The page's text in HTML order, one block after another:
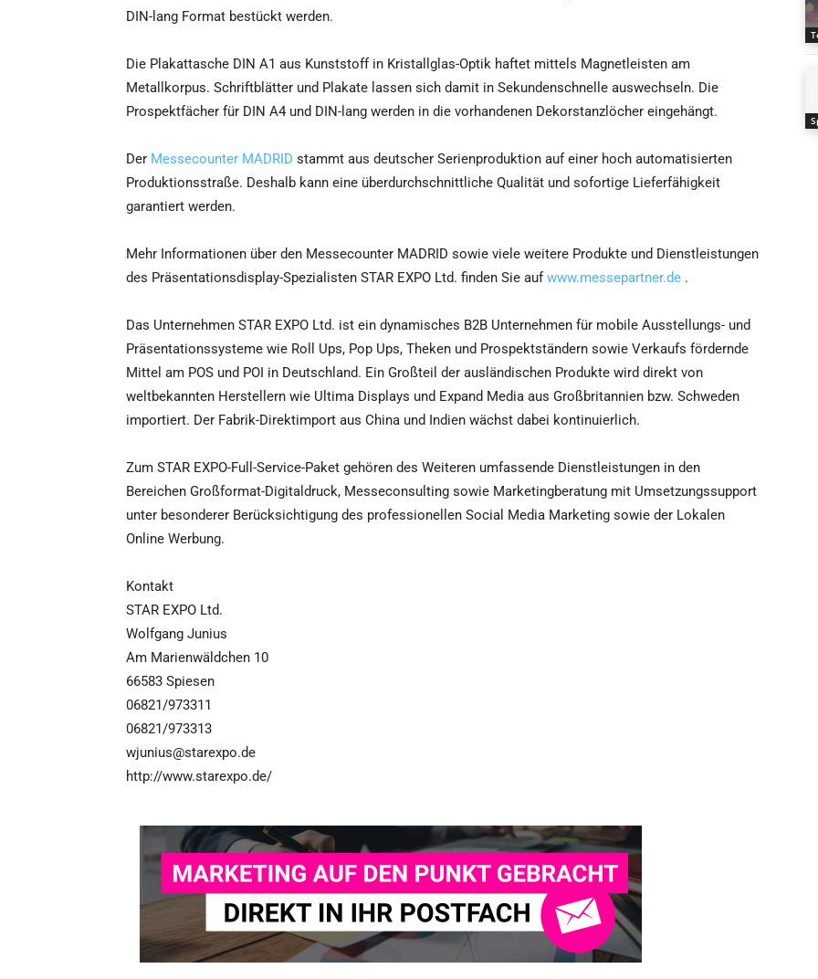
DIN-lang Format bestückt werden.
Die Plakattasche DIN A1 aus Kunststoff in Kristallglas-Optik haftet mittels Magnetleisten am
Metallkorpus. Schriftblätter und Plakate lassen sich damit in Sekundenschnelle auswechseln. Die
Prospektfächer für DIN A4 und DIN-lang werden in die vorhandenen Dekorstanzlöcher eingehängt.
Der Messecounter MADRID stammt aus deutscher Serienproduktion auf einer hoch automatisierten
Produktionsstraße. Deshalb kann eine überdurchschnittliche Qualität und sofortige Lieferfähigkeit
garantiert werden.
Mehr Informationen über den Messecounter MADRID sowie viele weitere Produkte und Dienstleistungen
des Präsentationsdisplay-Spezialisten STAR EXPO Ltd. finden Sie aufwww.messepartner.de .
Das Unternehmen STAR EXPO Ltd. ist ein dynamisches B2B Unternehmen für mobile Ausstellungs- und
Präsentationssysteme wie Roll Ups, Pop Ups, Theken und Prospektständern sowie Verkaufs fördernde
Mittel am POS und POI in Deutschland. Ein Großteil der ausländischen Produkte wird direkt von
weltbekannten Herstellern wie Ultima Displays und Expand Media aus Großbritannien bzw. Schweden
importiert. Der Fabrik-Direktimport aus China und Indien wächst dabei kontinuierlich.
Zum STAR EXPO-Full-Service-Paket gehören des Weiteren umfassende Dienstleistungen in den
Bereichen Großformat-Digitaldruck, Messeconsulting sowie Marketingberatung mit Umsetzungssupport
unter besonderer Berücksichtigung des professionellen Social Media Marketing sowie der Lokalen
Online Werbung.
Kontakt
STAR EXPO Ltd.
Wolfgang Junius
Am Marienwäldchen 10
66583 Spiesen
06821/973311
06821/973313
wjunius@starexpo.de
http://www.starexpo.de/